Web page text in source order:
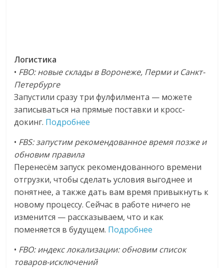
Логистика
• FBO: новые склады в Воронеже, Перми и Санкт-
Петербурге
Запустили сразу три фулфилмента — можете
записываться на прямые поставки и кросс-
докинг. Подробнее
• FBS: запустим рекомендованное время позже и
обновим правила
Перенесём запуск рекомендованного времени
отгрузки, чтобы сделать условия выгоднее и
понятнее, а также дать вам время привыкнуть к
новому процессу. Сейчас в работе ничего не
изменится — рассказываем, что и как
поменяется в будущем. Подробнее
• FBO: индекс локализации: обновим список
товаров-исключений